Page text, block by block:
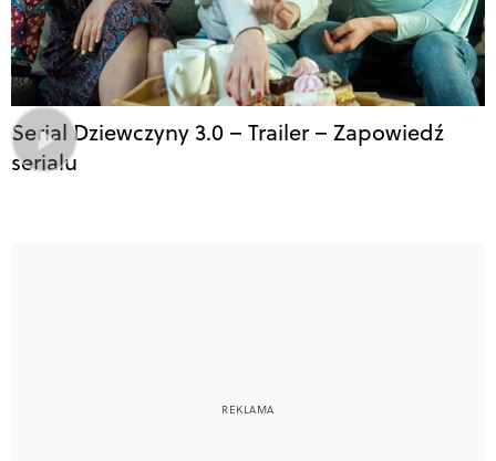
Serial Dziewczyny 3.0 – Trailer – Zapowiedź
serialu